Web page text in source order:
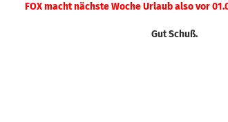
FOX macht nächste Woche Urlaub also vor
Gut Schuß.